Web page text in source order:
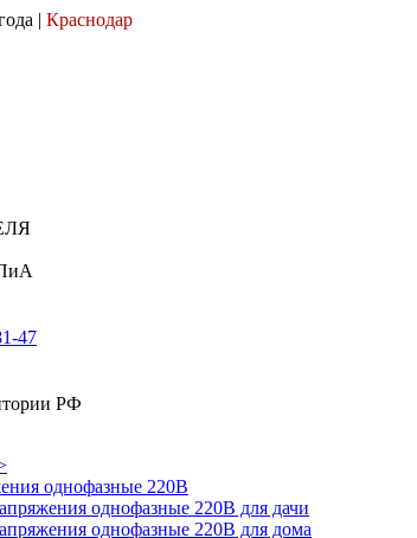
| Краснодар
47
РФ
однофазные 220В
однофазные 220В для дачи
однофазные 220В для дома